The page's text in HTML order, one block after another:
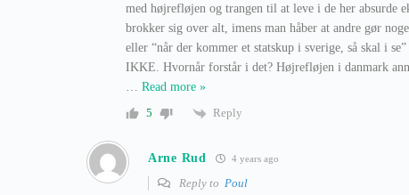
med højrefløjen og trangen til at leve i de her absurde
brokker sig over alt, imens man håber at andre gør
eller “når der kommer et statskup i sverige, så skal i
IKKE. Hvornår forstår i det? Højrefløjen i danmark
Read more »
5
Reply
Arne Rud 4 years ago
Reply to Poul